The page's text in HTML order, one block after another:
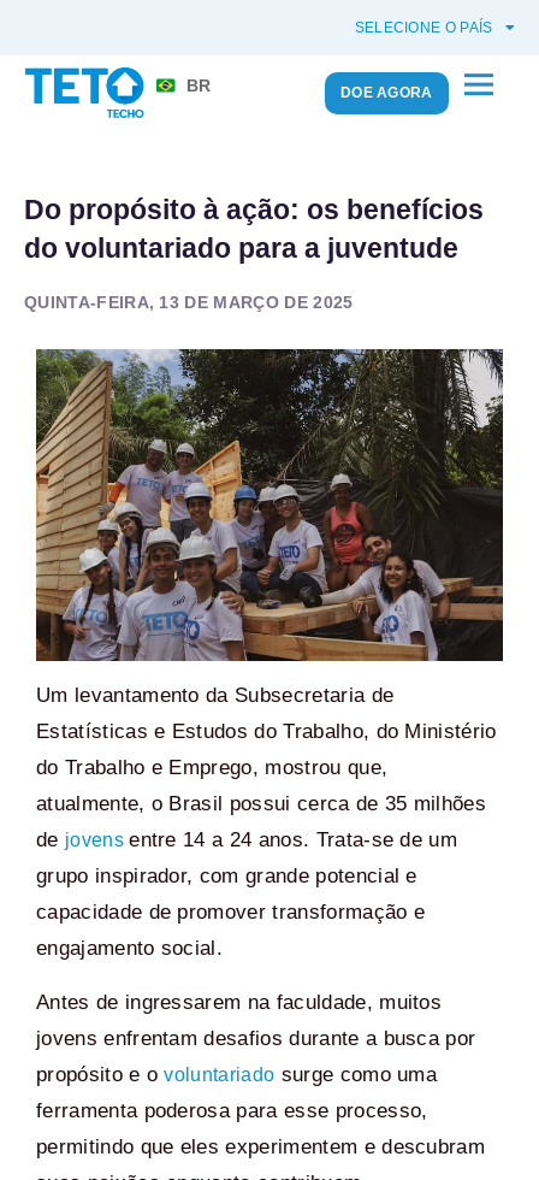
SELECIONE O PAÍS
BR DOE AGORA
Do propósito à ação: os benefícios
do voluntariado para a juventude
QUINTA-FEIRA, 13 DE MARÇO DE 2025
Um levantamento da Subsecretaria de
Estatísticas e Estudos do Trabalho, do Ministério
do Trabalho e Emprego, mostrou que,
atualmente, o Brasil possui cerca de 35 milhões
de jovensentre 14 a 24 anos. Trata-se de um
grupo inspirador, com grande potencial e
capacidade de promover transformação e
engajamento social.
Antes de ingressarem na faculdade, muitos
jovens enfrentam desafios durante a busca por
propósito e ovoluntariado surge como uma
ferramenta poderosa para esse processo,
permitindo que eles experimentem e descubram